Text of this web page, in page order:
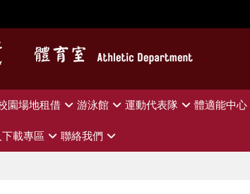
園場地租借 游泳館 運動代表隊 體適能中心
載專區 聯絡我們